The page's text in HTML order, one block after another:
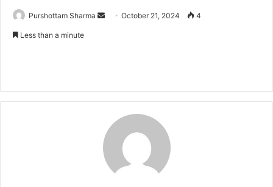
Purshottam Sharma
e
a
l
October 21, 2024 4
Less than a minute